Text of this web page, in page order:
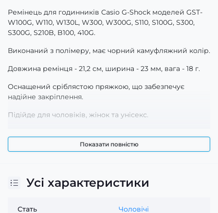
Ремінець для годинників Casio G-Shock моделей GST-
W100G, W110, W130L, W300, W300G, S110, S100G, S300,
S300G, S210B, B100, 410G.
Виконаний з полімеру, має чорний камуфляжний колір.
Довжина ремінця - 21,2 см, ширина - 23 мм, вага - 18 г.
Оснащений сріблястою пряжкою, що забезпечує
надійне закріплення.
Підійде для чоловіків, жінок та унісекс.
Виробництво: Китай.
Показати повністю
Усі характеристики
Стать Чоловічі